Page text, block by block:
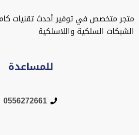
متخصص في توفير أحدث تقنيات
السلكية واللاسلكية
للمساعدة
0556272661